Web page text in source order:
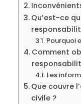
Qu’est-ce
Pourquoi
Comment
Les
Que couvre
civile ?